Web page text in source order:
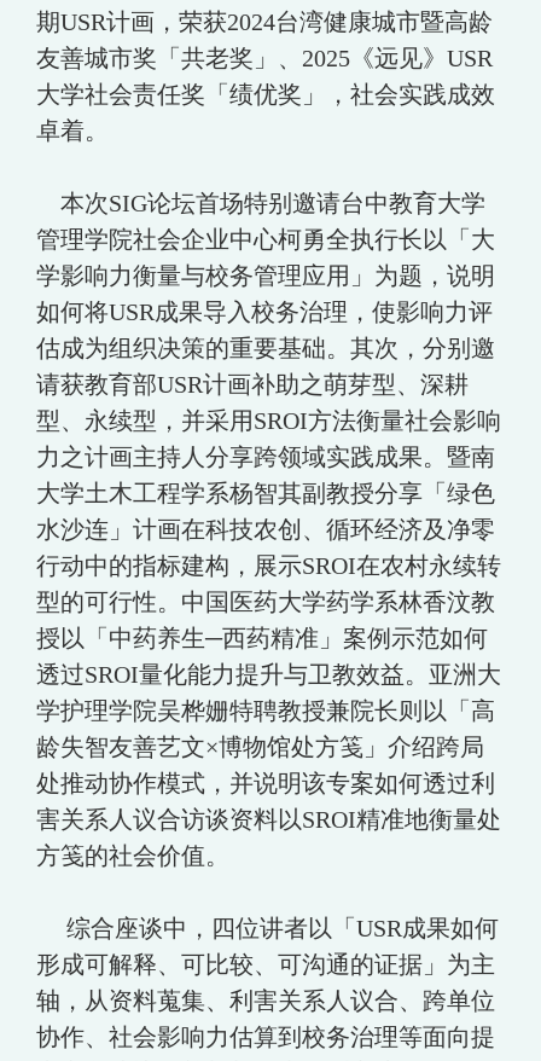
期USR计画，荣获2024台湾健康城市暨高龄
友善城市奖「共老奖」、2025《远见》USR
大学社会责任奖「绩优奖」，社会实践成效
卓着。
本次SIG论坛首场特别邀请台中教育大学
管理学院社会企业中心柯勇全执行长以「大
学影响力衡量与校务管理应用」为题，说明
如何将USR成果导入校务治理，使影响力评
估成为组织决策的重要基础。其次，分别邀
请获教育部USR计画补助之萌芽型、深耕
型、永续型，并采用SROI方法衡量社会影响
力之计画主持人分享跨领域实践成果。暨南
大学土木工程学系杨智其副教授分享「绿色
水沙连」计画在科技农创、循环经济及净零
行动中的指标建构，展示SROI在农村永续转
型的可行性。中国医药大学药学系林香汶教
授以「中药养生─西药精准」案例示范如何
透过SROI量化能力提升与卫教效益。亚洲大
学护理学院吴桦姗特聘教授兼院长则以「高
龄失智友善艺文×博物馆处方笺」介绍跨局
处推动协作模式，并说明该专案如何透过利
害关系人议合访谈资料以SROI精准地衡量处
方笺的社会价值。
综合座谈中，四位讲者以「USR成果如何
形成可解释、可比较、可沟通的证据」为主
轴，从资料蒐集、利害关系人议合、跨单位
协作、社会影响力估算到校务治理等面向提